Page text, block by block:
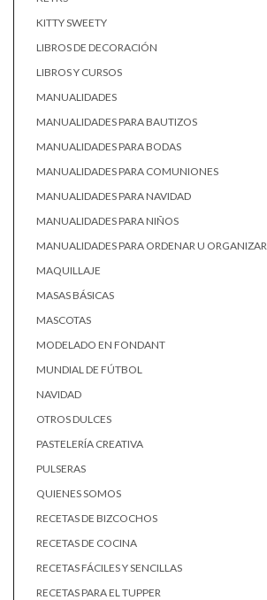
KITTY SWEETY
LIBROS DE DECORACIÓN
LIBROS Y CURSOS
MANUALIDADES
MANUALIDADES PARA BAUTIZOS
MANUALIDADES PARA BODAS
MANUALIDADES PARA COMUNIONES
MANUALIDADES PARA NAVIDAD
MANUALIDADES PARA NIÑOS
MANUALIDADES PARA ORDENAR U ORGANIZAR
MAQUILLAJE
MASAS BÁSICAS
MASCOTAS
MODELADO EN FONDANT
MUNDIAL DE FÚTBOL
NAVIDAD
OTROS DULCES
PASTELERÍA CREATIVA
PULSERAS
QUIENES SOMOS
RECETAS DE BIZCOCHOS
RECETAS DE COCINA
RECETAS FÁCILES Y SENCILLAS
RECETAS PARA EL TUPPER